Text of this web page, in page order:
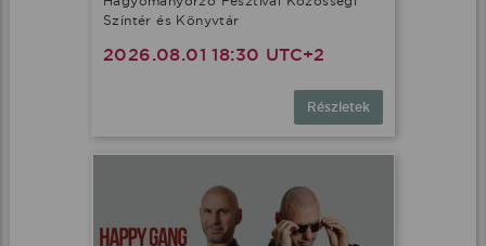
Színtér és Könyvtár
2026.08.01 18:30 UTC+2
Részletek